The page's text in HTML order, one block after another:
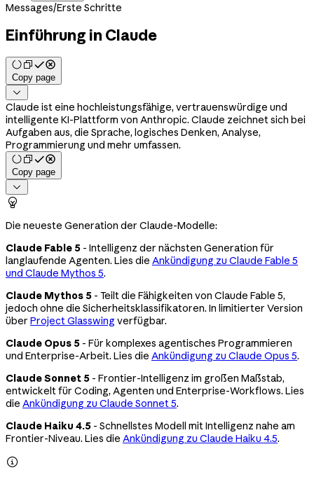
Messages/Erste Schritte
Einführung in Claude
Copy page

Claude ist eine hochleistungsfähige, vertrauenswürdige und
intelligente KI-Plattform von Anthropic. Claude zeichnet sich bei
Aufgaben aus, die Sprache, logisches Denken, Analyse,
Programmierung und mehr umfassen.
Copy page


Die neueste Generation der Claude-Modelle:
Claude Fable 5 - Intelligenz der nächsten Generation für
langlaufende Agenten. Lies die Ankündigung zu Claude Fable 5
und Claude Mythos 5.
Claude Mythos 5 - Teilt die Fähigkeiten von Claude Fable 5,
jedoch ohne die Sicherheitsklassifikatoren. In limitierter Version
über Project Glasswing verfügbar.
Claude Opus 5 - Für komplexes agentisches Programmieren
und Enterprise-Arbeit. Lies die Ankündigung zu Claude Opus 5.
Claude Sonnet 5 - Frontier-Intelligenz im großen Maßstab,
entwickelt für Coding, Agenten und Enterprise-Workflows. Lies
die Ankündigung zu Claude Sonnet 5.
Claude Haiku 4.5 - Schnellstes Modell mit Intelligenz nahe am
Frontier-Niveau. Lies die Ankündigung zu Claude Haiku 4.5.
